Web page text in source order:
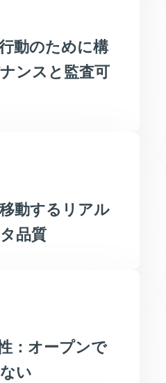
動のために構
ンスと監査可
動するリアル
品質
：オープンで
い